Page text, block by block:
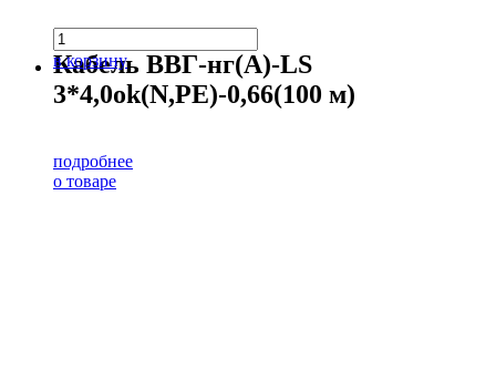
в корзину
Кабель ВВГ-нг(А)-LS
3*4,0ok(N,PE)-0,66(100 м)
подробнее
о товаре